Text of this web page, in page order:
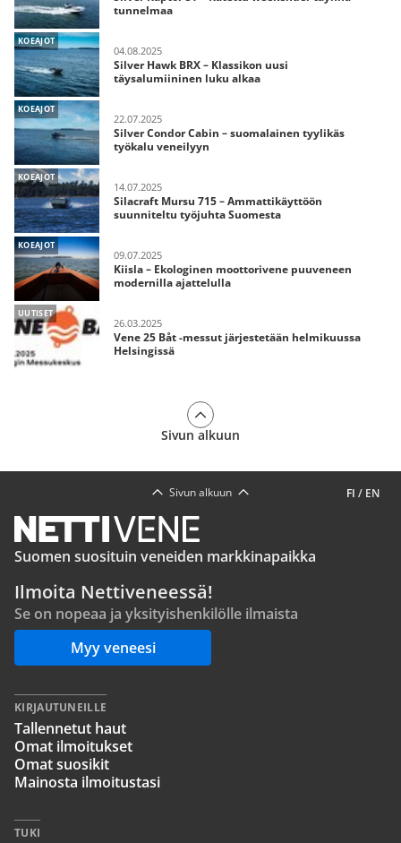
tunnelmaa
KOEAJOT
04.08.2025
Silver Hawk BRX – Klassikon uusi
täysalumiininen luku alkaa
KOEAJOT
22.07.2025
Silver Condor Cabin – suomalainen tyylikäs
työkalu veneilyyn
KOEAJOT
14.07.2025
Silacraft Mursu 715 – Ammattikäyttöön
suunniteltu työjuhta Suomesta
KOEAJOT
09.07.2025
Kiisla – Ekologinen moottorivene puuveneen
modernilla ajattelulla
UUTISET
26.03.2025
Vene 25 Båt -messut järjestetään helmikuussa
Helsingissä
Sivun alkuun
FI / EN
Sivun alkuun
Suomen suosituin veneiden markkinapaikka
Ilmoita Nettiveneessä!
Se on nopeaa ja yksityishenkilölle ilmaista
Myy veneesi
KIRJAUTUNEILLE
Tallennetut haut
Omat ilmoitukset
Omat suosikit
Mainosta ilmoitustasi
TUKI